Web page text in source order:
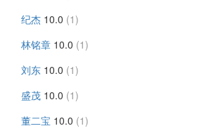
纪杰 10.0 (1)
林铭章 10.0 (1)
刘东 10.0 (1)
盛茂 10.0 (1)
董二宝 10.0 (1)